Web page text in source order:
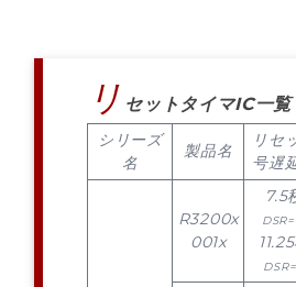
リ セットタイマIC一覧
シリーズ
名
製品名
リセ
号遅
R3200x
001x
7.5